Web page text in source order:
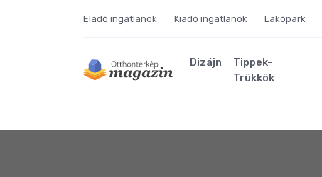
Eladó ingatlanok Kiadó ingatlanok Lakópark
Dizájn
Tippek-
Trükkök